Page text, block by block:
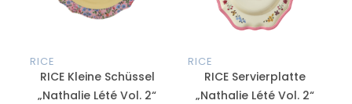
RICE
RICE Kleine Schüssel
„Nathalie Lété Vol. 2“
RICE
RICE Servierplatte
„Nathalie Lété Vol. 2“